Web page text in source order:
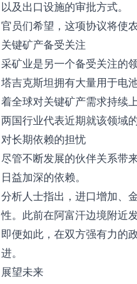
以及出口设施的审批方式。
官员们希望，这项协议将使
关键矿产备受关注
采矿业是另一个备受关注的领
塔吉克斯坦拥有大量用于电
着全球对关键矿产需求持续
两国行业代表近期就该领域
对长期依赖的担忧
尽管不断发展的伙伴关系带
日益加深的依赖。
分析人士指出，进口增加、
性。此前在阿富汗边境附近
即便如此，在双方强有力的
进。
展望未来